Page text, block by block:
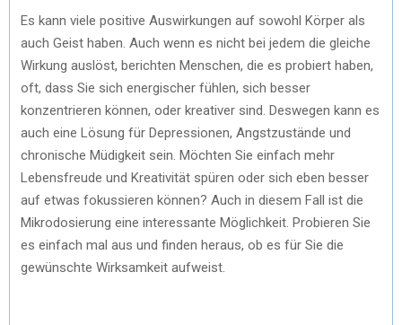
Es kann viele positive Auswirkungen auf sowohl Körper als
auch Geist haben. Auch wenn es nicht bei jedem die gleiche
Wirkung auslöst, berichten Menschen, die es probiert haben,
oft, dass Sie sich energischer fühlen, sich besser
konzentrieren können, oder kreativer sind. Deswegen kann es
auch eine Lösung für Depressionen, Angstzustände und
chronische Müdigkeit sein. Möchten Sie einfach mehr
Lebensfreude und Kreativität spüren oder sich eben besser
auf etwas fokussieren können? Auch in diesem Fall ist die
Mikrodosierung eine interessante Möglichkeit. Probieren Sie
es einfach mal aus und finden heraus, ob es für Sie die
gewünschte Wirksamkeit aufweist.